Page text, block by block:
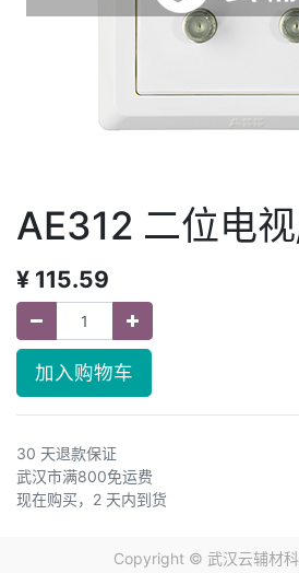
AE312 二位电
¥ 115.59
加入购物车
30 天退款保证
武汉市满800免运费
现在购买，2 天内到货
Copyright © 武汉云辅材